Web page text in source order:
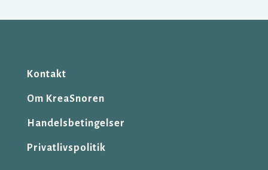
Kontakt
Om KreaSnoren
Handelsbetingelser
Privatlivspolitik